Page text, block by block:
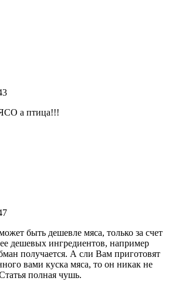
а птица!!!
быть дешевле мяса, только за счет
дешевых ингредиентов, например
получается. А сли Вам приготовят
вами куска мяса, то он никак не
полная чушь.